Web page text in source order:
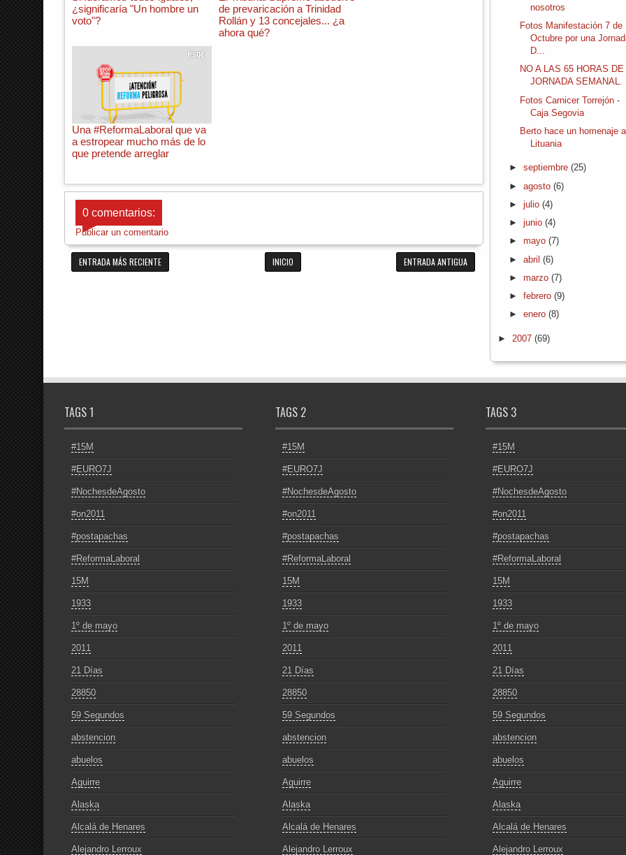
¿significaría "Un hombre un
voto"?
de prevaricación a Trinidad
Rollán y 13 concejales... ¿a
ahora qué?
Una #ReformaLaboral que va
a estropear mucho más de lo
que pretende arreglar
0 comentarios:
Publicar un comentario
ENTRADA MÁS RECIENTE INICIO ENTRADA ANTIGUA
nosotros
Fotos Manifestación 7 de
Octubre por una
D...
NO A LAS 65 HORAS DE
JORNADA SEMANAL.
Fotos Carnicer Torrejón -
Caja Segovia
Berto hace un homenaje a
Lituania
► septiembre (25)
► agosto (6)
► julio (4)
► junio (4)
► mayo (7)
► abril (6)
► marzo (7)
► febrero (9)
► enero (8)
► 2007 (69)
TAGS 1
#15M
#EURO7J
#NochesdeAgosto
#on2011
#postapachas
#ReformaLaboral
15M
1933
1º de mayo
2011
21 Días
28850
59 Segundos
abstencion
abuelos
Aguirre
Alaska
Alcalá de Henares
Alejandro Lerroux
TAGS 2
#15M
#EURO7J
#NochesdeAgosto
#on2011
#postapachas
#ReformaLaboral
15M
1933
1º de mayo
2011
21 Días
28850
59 Segundos
abstencion
abuelos
Aguirre
Alaska
Alcalá de Henares
Alejandro Lerroux
TAGS 3
#15M
#EURO7J
#NochesdeAgosto
#on2011
#postapachas
#ReformaLaboral
15M
1933
1º de mayo
2011
21 Días
28850
59 Segundos
abstencion
abuelos
Aguirre
Alaska
Alcalá de Henares
Alejandro Lerroux